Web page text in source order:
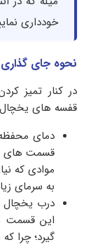
خودداری
نحوه جای گذاری
در کنار تمیز
قفسه های یخچال
دمای
قسمت های
موادی که
به سرمای
درب یخچال
این قسمت
گیرد؛ چرا